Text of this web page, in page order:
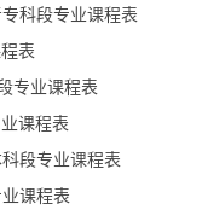
科段专业课程表
表
专业课程表
课程表
段专业课程表
课程表